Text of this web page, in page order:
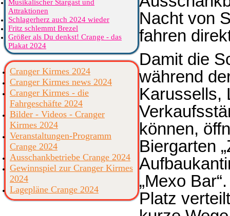
Nacht von
fahren
Damit die
während
Karussells,
können,
Biergarten
„Mexo
Platz
Musikalischer Stargast und
Attraktionen
Schlagerherz auch 2024 wieder
Fritz schlemmt Brezel
Größer als Du denkst! Crange - das
Plakat 2024
Cranger Kirmes 2024
Cranger Kirmes news 2024
Cranger Kirmes - die
Fahrgeschäfte 2024
Bilder - Videos - Cranger
Kirmes 2024
Veranstaltungen-Programm
Crange 2024
Ausschankbetriebe Crange 2024
Gewinnspiel zur Cranger Kirmes
2024
Lagepläne Crange 2024